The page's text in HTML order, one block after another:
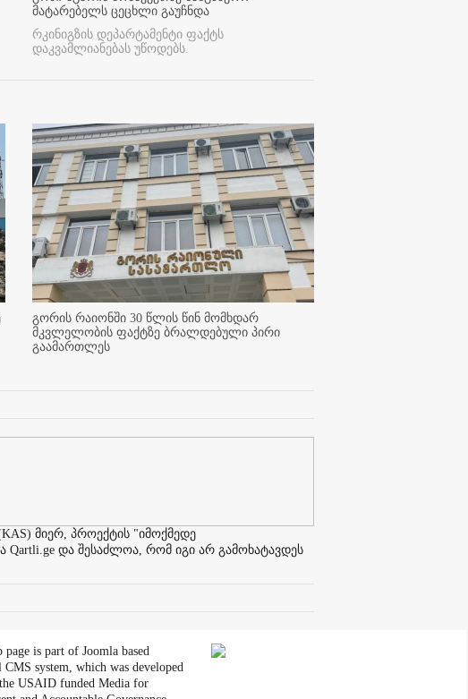
მატარებელს ცეცხლი გაუჩნდა
რკინიგზის დეპარტამენტი ფაქტს
დაკვამლიანებას უწოდებს.
გორის რაიონში 30 წლის წინ მომხდარ
მკვლელობის ფაქტზე ბრალდებული პირი
გაამართლეს
მიერ, პროექტის "იმოქმედე
და შესაძლოა, რომ იგი არ გამოხატავდეს
page is part of Joomla based
CMS system, which was developed
USAID funded Media for